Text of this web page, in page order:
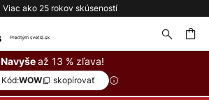
Viac ako 25 rokov skúseností
Navyšeaž 13 % zľava!
Kód:WOW skopírovať